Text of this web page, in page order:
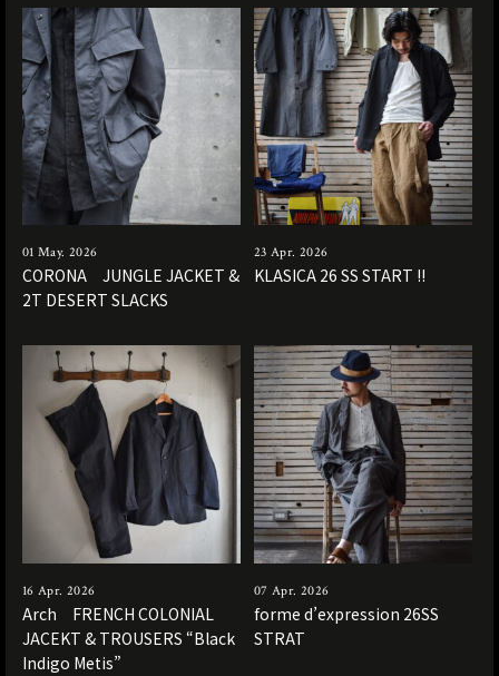
01 May. 2026
CORONA JUNGLE JACKET &
2T DESERT SLACKS
23 Apr. 2026
KLASICA 26 SS START !!
16 Apr. 2026
Arch FRENCH COLONIAL
JACEKT & TROUSERS “Black
Indigo Metis”
07 Apr. 2026
forme d’expression 26SS
STRAT